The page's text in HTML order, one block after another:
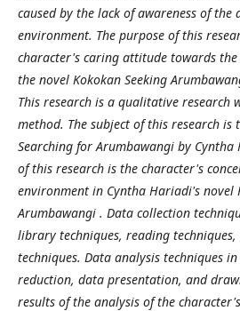
caused by the lack of awareness of
environment. The purpose of this
character's caring attitude towards
the novel Kokokan Seeking
This research is a qualitative research
method. The subject of this research is
Searching for Arumbawangi by
of this research is the character's
environment in Cyntha Hariadi's novel
Arumbawangi . Data collection
library techniques, reading
techniques. Data analysis techniques
reduction, data presentation, and
results of the analysis of the